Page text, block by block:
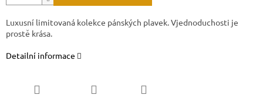
Luxusní limitovaná kolekce pánských plavek. Vjednoduchosti je
prostě krása.
Detailní informace